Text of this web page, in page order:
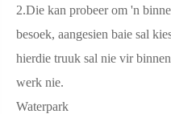
2.Die kan probeer om 'n
besoek, aangesien baie sal
hierdie truuk sal nie vir
werk nie.
Waterpark